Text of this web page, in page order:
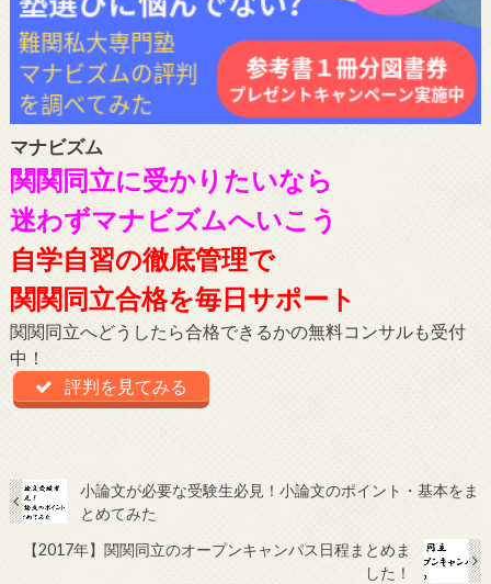
マナビズム
関関同立に受かりたいなら
迷わずマナビズムへいこう
自学自習の徹底管理で
関関同立合格を毎日サポート
関関同立へどうしたら合格できるかの無料コンサルも受付
中！
評判を見てみる
小論文が必要な受験生必見！小論文のポイント・基本をま
とめてみた
【2017年】関関同立のオープンキャンパス日程まとめま
した！